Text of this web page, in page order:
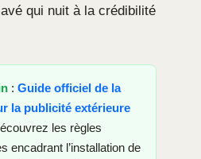
qui nuit à la crédibilité
: Guide officiel de la
la publicité extérieure
les règles
encadrant l’installation de